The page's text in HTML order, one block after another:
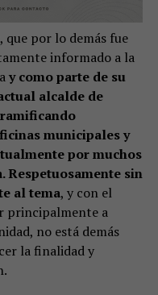
, que por lo demás fue
informado a la
y como parte de su
alcalde de
municipales y
por muchos
Respetuosamente sin
al tema, y con el
principalmente a
no está demás
la finalidad y